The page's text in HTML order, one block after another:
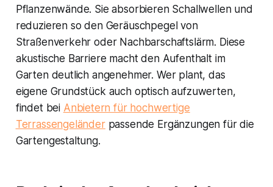
Pflanzenwände. Sie absorbieren Schallwellen und
reduzieren so den Geräuschpegel von
Straßenverkehr oder Nachbarschaftslärm. Diese
akustische Barriere macht den Aufenthalt im
Garten deutlich angenehmer. Wer plant, das
eigene Grundstück auch optisch aufzuwerten,
findet bei Anbietern für hochwertige
Terrassengeländerpassende Ergänzungen für die
Gartengestaltung.